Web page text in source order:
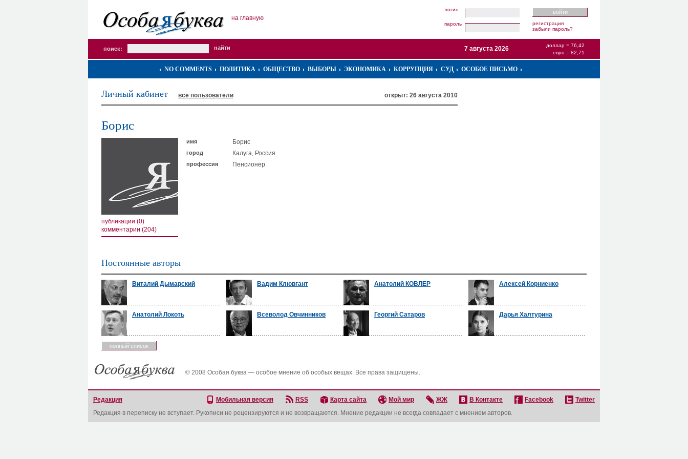
на главную
логин
пароль
регистрация
забыли пароль?
поиск:
доллар = 76,42
евро = 82,71
7 августа 2026
NO COMMENTS ПОЛИТИКА ОБЩЕСТВО ВЫБОРЫ ЭКОНОМИКА КОРРУПЦИЯ СУД ОСОБОЕ ПИСЬМО
открыт: 26 августа 2010
Личный кабинет все пользователи
Борис
публикации (0)
комментарии (204)
имя Борис
город Калуга, Россия
профессия Пенсионер
Постоянные авторы
Виталий Дымарский Вадим Клювгант Анатолий КОВЛЕР Алексей Корниенко
Анатолий Локоть Всеволод Овчинников Георгий Сатаров Дарья Халтурина
полный список
© 2008 Особая буква — особое мнение об особых вещах. Все права защищены.
Редакция Мобильная версия RSS Карта сайта Мой мир ЖЖ В Контакте Facebook
Twitter
Редакция в переписку не вступает. Рукописи не рецензируются и не возвращаются. Мнение редакции не всегда совпадает с мнением авторов.